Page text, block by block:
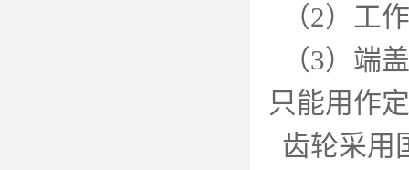
（2）工
（3）端
只能用作
齿轮采用